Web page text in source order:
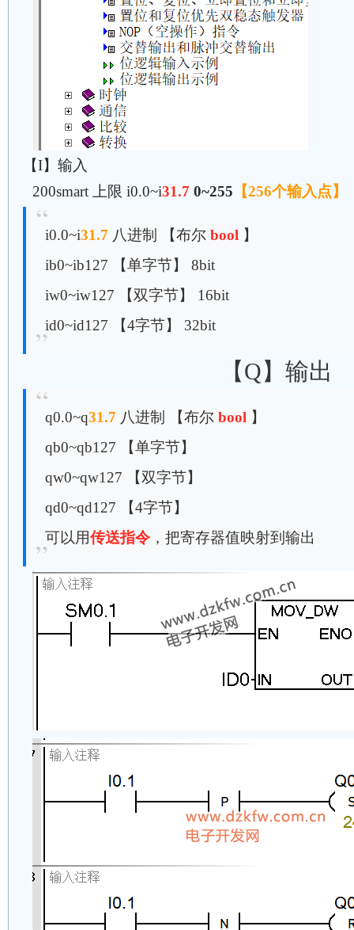
【I】输入
200smart 上限 i0.0~i31.7 0~255 【256个输入点】
i0.0~i31.7 八进制 【布尔 bool 】
ib0~ib127 【单字节】 8bit
iw0~iw127 【双字节】 16bit
id0~id127 【4字节】 32bit
【Q】输出
q0.0~q31.7 八进制 【布尔 bool 】
qb0~qb127 【单字节】
qw0~qw127 【双字节】
qd0~qd127 【4字节】
可以用传送指令 ，把寄存器值映射到输出